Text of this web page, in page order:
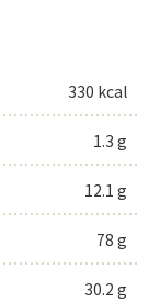
330 kcal
1.3 g
12.1 g
78 g
30.2 g